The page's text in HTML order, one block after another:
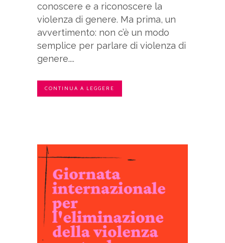
conoscere e a riconoscere la
violenza di genere. Ma prima, un
avvertimento: non c’è un modo
semplice per parlare di violenza di
genere....
CONTINUA A LEGGERE